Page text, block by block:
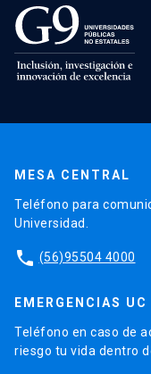
MESA CENTRAL
Teléfono para
Universidad.
phone (56)95504 4000
EMERGENCIAS UC
Teléfono en caso de
riesgo tu vida dentro